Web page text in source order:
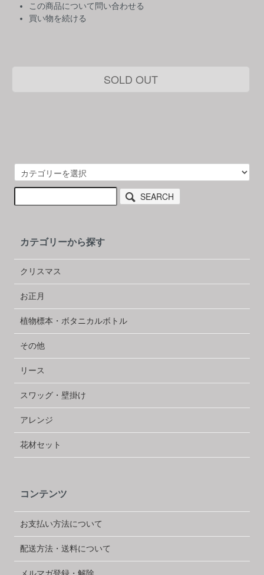
この商品について問い合わせる
買い物を続ける
SOLD OUT
SEARCH
カテゴリーから探す
クリスマス
お正月
植物標本・ボタニカルボトル
その他
リース
スワッグ・壁掛け
アレンジ
花材セット
コンテンツ
お支払い方法について
配送方法・送料について